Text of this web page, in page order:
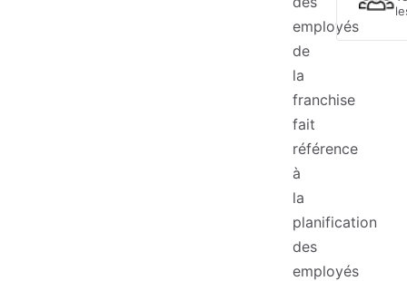
employés
de
la
franchise
fait
référence
à
la
planification
des
employés